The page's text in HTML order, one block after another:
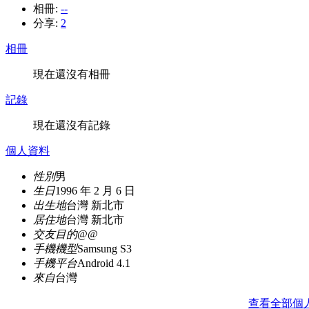
相冊: --
分享: 2
相冊
現在還沒有相冊
記錄
現在還沒有記錄
個人資料
性別男
生日1996 年 2 月 6 日
出生地台灣 新北市
居住地台灣 新北市
交友目的@@
手機機型Samsung S3
手機平台Android 4.1
來自台灣
查看全部個